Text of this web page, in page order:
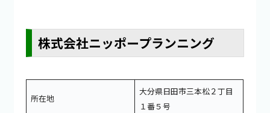
株式会社ニッポープランニング
所在地
大分県日田市三本松２丁目
１番５号